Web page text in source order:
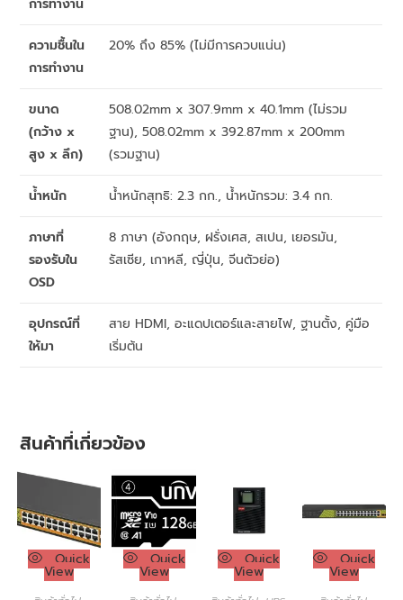
การทำงาน
ความชื้นใน
การทำงาน
20% ถึง 85% (ไม่มีการควบแน่น)
ขนาด
(กว้าง x
สูง x ลึก)
508.02mm x 307.9mm x 40.1mm (ไม่รวม
ฐาน), 508.02mm x 392.87mm x 200mm
(รวมฐาน)
น้ำหนัก น้ำหนักสุทธิ: 2.3 กก., น้ำหนักรวม: 3.4 กก.
ภาษาที่
รองรับใน
OSD
8 ภาษา (อังกฤษ, ฝรั่งเศส, สเปน, เยอรมัน,
รัสเซีย, เกาหลี, ญี่ปุ่น, จีนตัวย่อ)
อุปกรณ์ที่
ให้มา
สาย HDMI, อะแดปเตอร์และสายไฟ, ฐานตั้ง, คู่มือ
เริ่มต้น
สินค้าที่เกี่ยวข้อง
Quick
View
Quick
View
Quick
View
Quick
View